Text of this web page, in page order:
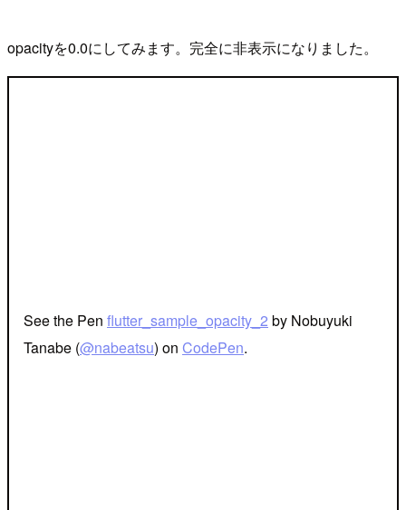
opacityを0.0にしてみます。完全に非表示になりました。
See the Pen flutter_sample_opacity_2 by Nobuyuki
Tanabe (@nabeatsu) on CodePen.